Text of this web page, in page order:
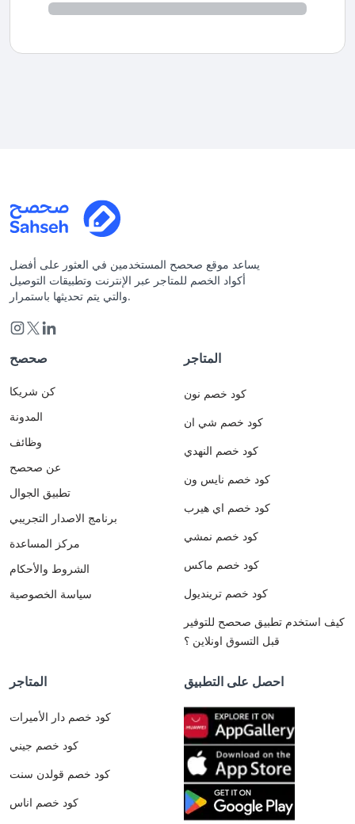
يساعد موقع صحصح المستخدمين في العثور على أفضل
أكواد الخصم للمتاجر عبر الإنترنت وتطبيقات التوصيل
والتي يتم تحديثها باستمرار.
صحصح
كن شريكا
المدونة
وظائف
عن صحصح
تطبيق الجوال
برنامج الاصدار التجريبي
مركز المساعدة
الشروط والأحكام
سياسة الخصوصية
المتاجر
كود خصم نون
كود خصم شي ان
كود خصم النهدي
كود خصم نايس ون
كود خصم اي هيرب
كود خصم نمشي
كود خصم ماكس
كود خصم ترينديول
كيف استخدم تطبيق صحصح للتوفير
قبل التسوق اونلاين ؟
المتاجر
كود خصم دار الأميرات
كود خصم جيني
كود خصم قولدن سنت
كود خصم اناس
احصل على التطبيق